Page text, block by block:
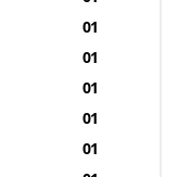
01
01
01
01
01